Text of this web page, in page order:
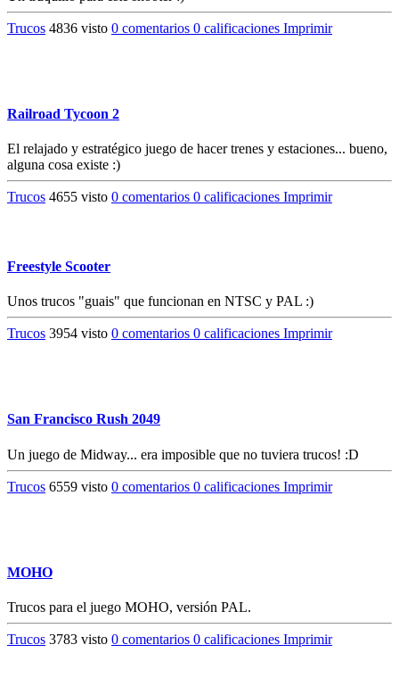
Trucos 4836 visto 0 comentarios 0 calificaciones Imprimir
Railroad Tycoon 2
El relajado y estratégico juego de hacer trenes y estaciones... bueno,
alguna cosa existe :)
Trucos 4655 visto 0 comentarios 0 calificaciones Imprimir
Freestyle Scooter
Unos trucos "guais" que funcionan en NTSC y PAL :)
Trucos 3954 visto 0 comentarios 0 calificaciones Imprimir
San Francisco Rush 2049
Un juego de Midway... era imposible que no tuviera trucos! :D
Trucos 6559 visto 0 comentarios 0 calificaciones Imprimir
MOHO
Trucos para el juego MOHO, versión PAL.
Trucos 3783 visto 0 comentarios 0 calificaciones Imprimir